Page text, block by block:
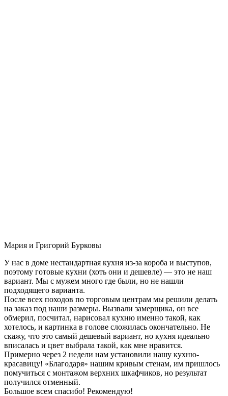
Мария и Григорий Бурковы
У нас в доме нестандартная кухня из-за короба и выступов,
поэтому готовые кухни (хоть они и дешевле) — это не наш
вариант. Мы с мужем много где были, но не нашли
подходящего варианта.
После всех походов по торговым центрам мы решили делать
на заказ под наши размеры. Вызвали замерщика, он все
обмерил, посчитал, нарисовал кухню именно такой, как
хотелось, и картинка в голове сложилась окончательно. Не
скажу, что это самый дешевый вариант, но кухня идеально
вписалась и цвет выбрала такой, как мне нравится.
Примерно через 2 недели нам установили нашу кухню-
красавицу! «Благодаря» нашим кривым стенам, им пришлось
помучиться с монтажом верхних шкафчиков, но результат
получился отменный.
Большое всем спасибо! Рекомендую!